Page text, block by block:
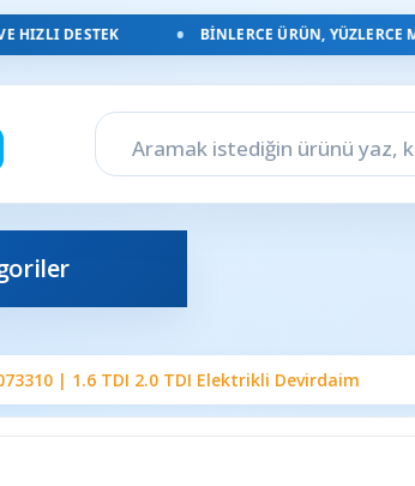
DESTEK BINLERCE ÜRÜN, YÜZLERCE
| 1.6 TDI 2.0 TDI Elektrikli Devirdaim